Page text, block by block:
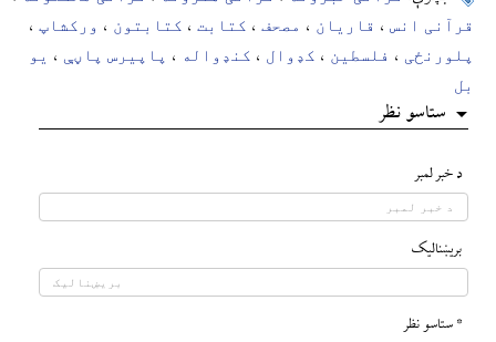
قرآنی انس ، قاریان ، مصحف ، کتابت ، کتابتون ، ورکشاپ ،
پلورنځی ، فلسطین ، کډوال ، کنډواله ، پاپیرس پاڼې ، یو
بل
ستاسو نظر
د خبر لمبر
بريښناليک
* ستاسو نظر